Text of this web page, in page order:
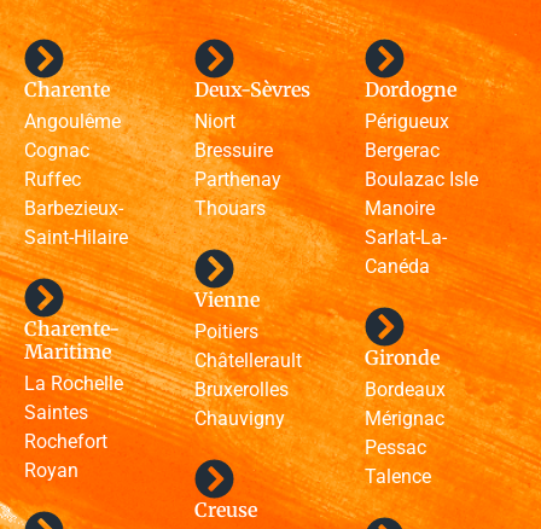
Charente
Angoulême
Cognac
Ruffec
Barbezieux-
Saint-Hilaire
Charente-
Maritime
La Rochelle
Saintes
Rochefort
Royan
Deux-Sèvres
Niort
Bressuire
Parthenay
Thouars
Vienne
Poitiers
Châtellerault
Bruxerolles
Chauvigny
Creuse
Dordogne
Périgueux
Bergerac
Boulazac Isle
Manoire
Sarlat-La-
Canéda
Gironde
Bordeaux
Mérignac
Pessac
Talence